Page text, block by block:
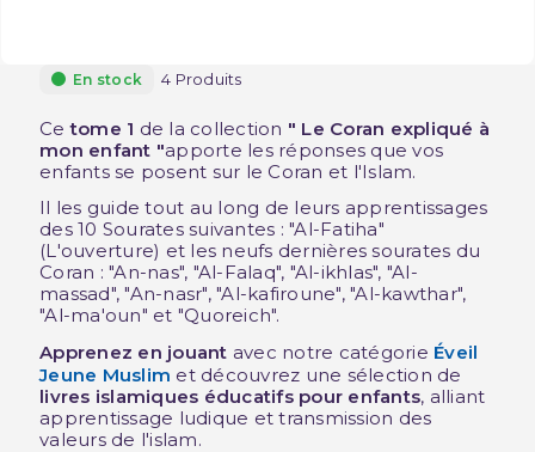
En stock 4 Produits
Cetome 1 de la collection " Le Coran expliqué à
mon enfant "apporte les réponses que vos
enfants se posent sur le Coran et l'Islam.
Il les guide tout au long de leurs apprentissages
des 10 Sourates suivantes : "Al-Fatiha"
(L'ouverture) et les neufs dernières sourates du
Coran : "An-nas", "Al-Falaq", "Al-ikhlas", "Al-
massad", "An-nasr", "Al-kafiroune", "Al-kawthar",
"Al-ma'oun" et "Quoreich".
Apprenez en jouant avec notre catégorie Éveil
Jeune Muslim et découvrez une sélection de
livres islamiques éducatifs pour enfants, alliant
apprentissage ludique et transmission des
valeurs de l'islam.